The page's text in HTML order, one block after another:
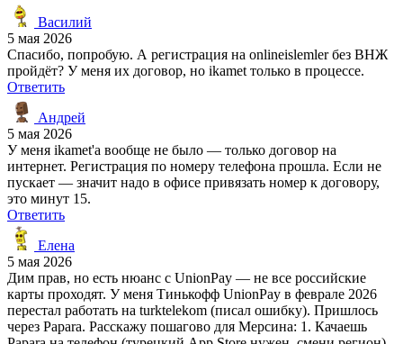
Василий
5 мая 2026
Спасибо, попробую. А регистрация на onlineislemler без ВНЖ
пройдёт? У меня их договор, но ikamet только в процессе.
Ответить
Андрей
5 мая 2026
У меня ikamet'a вообще не было — только договор на
интернет. Регистрация по номеру телефона прошла. Если не
пускает — значит надо в офисе привязать номер к договору,
это минут 15.
Ответить
Елена
5 мая 2026
Дим прав, но есть нюанс с UnionPay — не все российские
карты проходят. У меня Тинькофф UnionPay в феврале 2026
перестал работать на turktelekom (писал ошибку). Пришлось
через Papara. Расскажу пошагово для Мерсина: 1. Качаешь